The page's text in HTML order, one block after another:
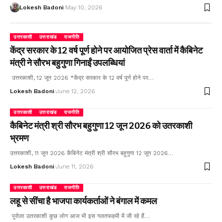
Lokesh Badoni May 10, 2026
उत्तरकाशी उत्तराखंड राजनीति
केंद्र सरकार के 12 वर्ष पूर्ण होने पर आयोजित प्रेस वार्ता में कैबिनेट
मंत्री ने सौरभ बहुगुणा गिनाईं उपलब्धियां
उत्तरकाशी, 12 जून 2026 *केंद्र सरकार के 12 वर्ष पूर्ण होने पर…
Lokesh Badoni June 12, 2026
उत्तरकाशी उत्तराखंड राजनीति
कैबिनेट मंत्री श्री सौरभ बहुगुणा 12 जून 2026 को उतरकाशी
भ्रमण
उत्तरकाशी, 11 जून 2026 कैबिनेट मंत्री श्री सौरभ बहुगुणा 12 जून 2026…
Lokesh Badoni June 11, 2026
उत्तरकाशी उत्तराखंड राजनीति
लहू से सींचा है भाजपा कार्यकर्ताओं ने बंगाल में कमल
पुरोला उतरकाशी कुछ लोग आज भी इस गलतफहमी में जी रहे हैं…